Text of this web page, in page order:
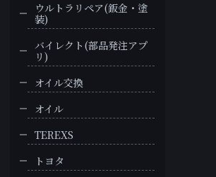
ウルトラリペア(鈑金・塗
装)
バイレクト(部品発注アプ
リ)
オイル交換
オイル
TEREXS
トヨタ